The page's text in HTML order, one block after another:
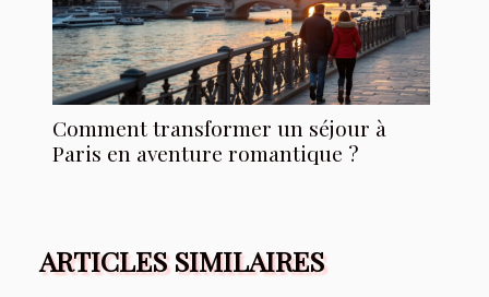
Comment transformer un séjour à
Paris en aventure romantique ?
ARTICLES SIMILAIRES